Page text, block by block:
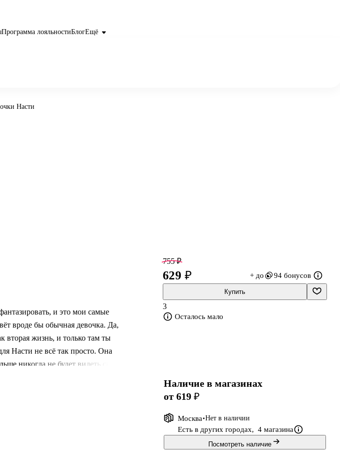
Программа лояльностиБлогЕщё
Насти
и это мои самые
вроде бы обычная девочка. Да,
вторая жизнь, и только там ты
Насти не всё так просто. Она
никогда не будет видеть сны.
755 ₽
629 ₽ + до 94 бонусов
Купить
3
Осталось мало
Наличие в магазинах
от 619 ₽
Москва Нет в наличии
Есть в других городах, 4 магазина
Посмотреть наличие